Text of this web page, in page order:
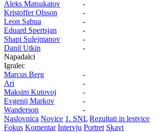
Aleks Matsukatov
-
Kristoffer Olsson
-
Leon Sabua
-
Eduard Spertsjan
-
Shapi Sulejmanov
-
Danil Utkin
-
Napadalci
Igralec
Marcus Berg
-
Ari
-
Maksim Kutovoj
-
Evgenij Markov
-
Wanderson
-
Naslovnica Novice 1. SNL Rezultati in lestvice
Fokus Komentar Intervju Portret Skavt